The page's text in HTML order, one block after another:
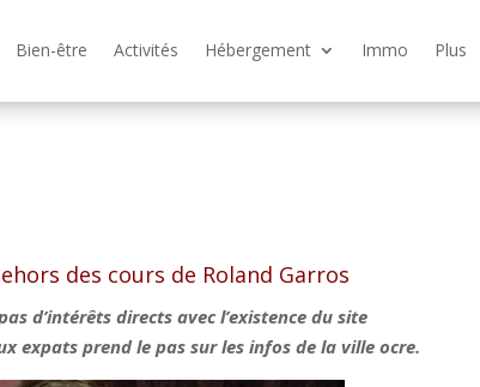
Bien-être Activités Hébergement Immo Plus
des cours de Roland Garros
d’intérêts directs avec l’existence du site
expats prend le pas sur les infos de la ville ocre.